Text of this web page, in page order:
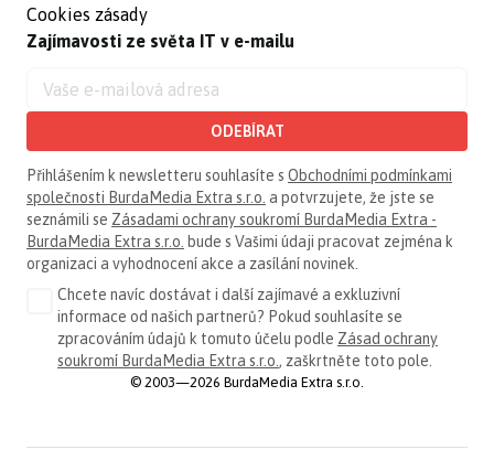
Cookies zásady
Zajímavosti ze světa IT v e-mailu
ODEBÍRAT
Přihlášením k newsletteru souhlasíte s Obchodními podmínkami
společnosti BurdaMedia Extra s.r.o. a potvrzujete, že jste se
seznámili se Zásadami ochrany soukromí BurdaMedia Extra -
BurdaMedia Extra s.r.o. bude s Vašimi údaji pracovat zejména k
organizaci a vyhodnocení akce a zasílání novinek.
Chcete navíc dostávat i další zajímavé a exkluzivní
informace od našich partnerů? Pokud souhlasíte se
zpracováním údajů k tomuto účelu podle Zásad ochrany
soukromí BurdaMedia Extra s.r.o., zaškrtněte toto pole.
© 2003—2026 BurdaMedia Extra s.r.o.